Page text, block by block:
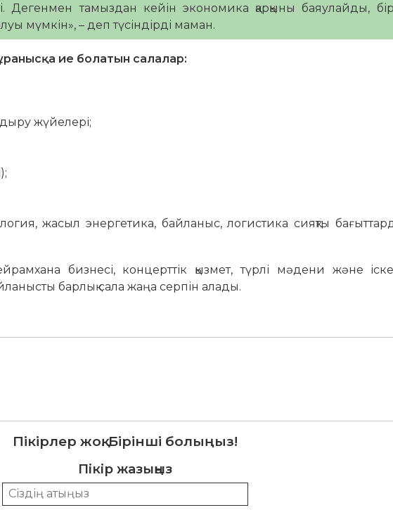
тамыздан кейін экономика қарқыны баяулайды,
мүмкін», – деп түсіндірді маман.
ие болатын салалар:
жүйелері;
жасыл энергетика, байланыс, логистика сияқты
бизнесі, концерттік қызмет, түрлі мәдени және
барлық сала жаңа серпін алады.
Пікірлер жоқ. Бірінші болыңыз!
Пікір жазыңыз